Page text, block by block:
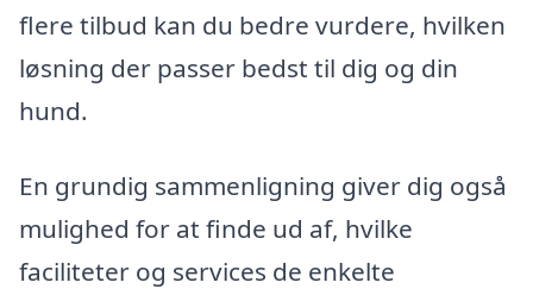
flere tilbud kan du bedre vurdere, hvilken
løsning der passer bedst til dig og din
hund.
En grundig sammenligning giver dig også
mulighed for at finde ud af, hvilke
faciliteter og services de enkelte